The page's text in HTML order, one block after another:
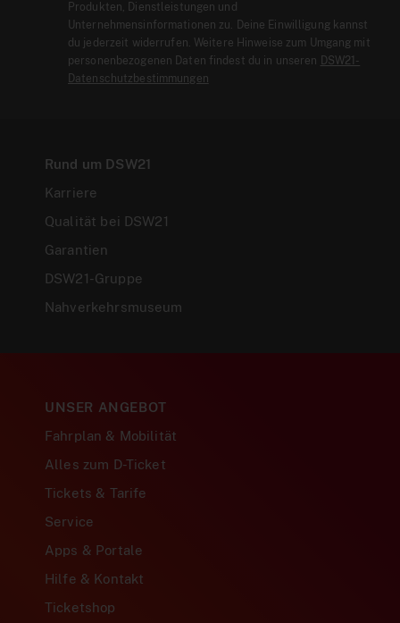
Produkten, Dienstleistungen und
Unternehmensinformationen zu. Deine Einwilligung kannst
du jederzeit widerrufen. Weitere Hinweise zum Umgang mit
personenbezogenen Daten findest du in unseren DSW21-
Datenschutzbestimmungen
Rund um DSW21
Karriere
Qualität bei DSW21
Garantien
DSW21-Gruppe
Nahverkehrsmuseum
UNSER ANGEBOT
Fahrplan & Mobilität
Alles zum D-Ticket
Tickets & Tarife
Service
Apps & Portale
Hilfe & Kontakt
Ticketshop